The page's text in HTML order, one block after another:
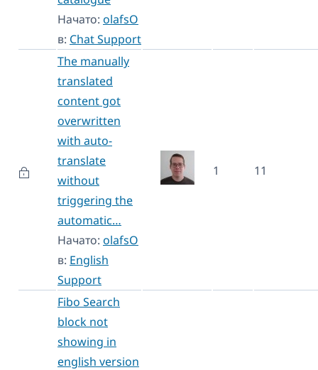
Начато: olafsO
в: Chat Support
The manually
translated
content got
overwritten
with auto-
translate
without
triggering the
automatic…
Начато: olafsO
в: English
Support
1 11
Fibo Search
block not
showing in
english version